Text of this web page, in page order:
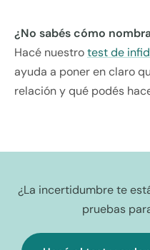
¿No sabés cómo
Hacé nuestrotest de
ayuda a poner en claro
relación y qué podés
¿La incertidumbre te
pruebas